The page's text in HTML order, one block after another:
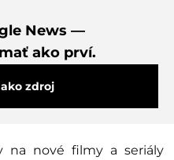
News —
ako prví.
zdroj
na nové filmy a seriály